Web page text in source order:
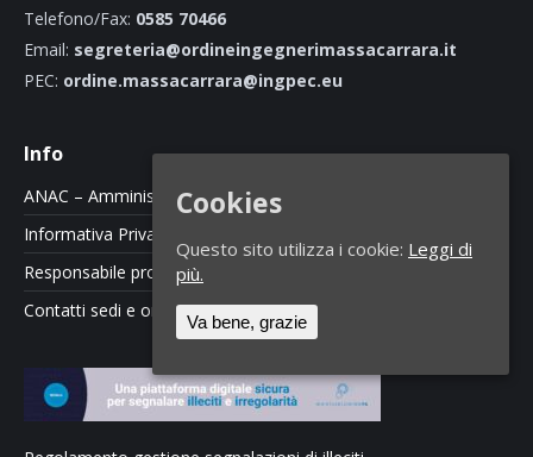
Telefono/Fax: 0585 70466
Email: segreteria@ordineingegnerimassacarrara.it
PEC: ordine.massacarrara@ingpec.eu
Info
ANAC – Amministrazione Trasparente
Informativa Privacy e Cookie Policy
Responsabile protezione dati
Contatti sedi e orari
Cookies
Questo sito utilizza i cookie: Leggi di
più.
Va bene, grazie